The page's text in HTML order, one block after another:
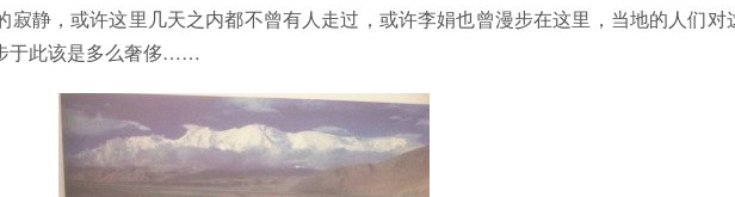
寂静，或许这里几天之内都不曾有人走过，或许李娟也曾漫步在这里，当地的人们对
于此该是多么奢侈……